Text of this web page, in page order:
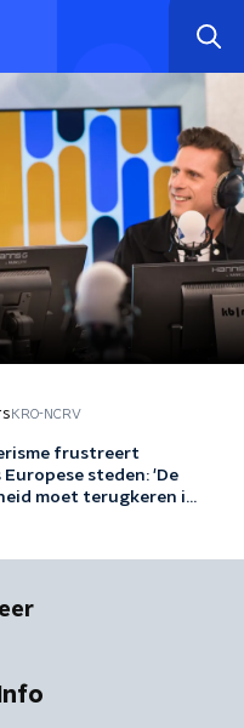
KRO-NCRV
frustreert
steden: 'De
moet terugkeren in
Info